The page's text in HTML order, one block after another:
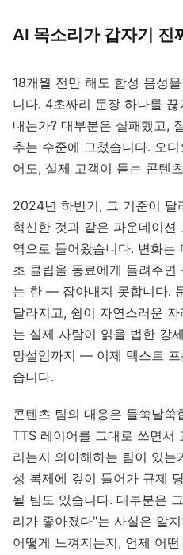
AI 목소리가 갑자기 진
18개월 전만 해도 합성 음성
니다. 4초짜리 문장 하나를
내는가? 대부분은 실패했고,
추는 수준에 그쳤습니다. 오
어도, 실제 고객이 듣는 콘텐
2024년 하반기, 그 기준이 달
혁신한 것과 같은 파운데이션
역으로 들어왔습니다. 변화
초 클립을 동료에게 들려주
는 한 — 잡아내지 못합니다.
달라지고, 쉼이 자연스러운
는 실제 사람이 읽을 법한 강
망설임까지 — 이제 텍스트
습니다.
콘텐츠 팀의 대응은 들쑥날
TTS 레이어를 그대로 쓰면서
리는지 의아해하는 팀이 있
성 복제에 깊이 들어가 규제
될 팀도 있습니다. 대부분은
리가 좋아졌다"는 사실은 알
어떻게 느껴지는지, 언제 어